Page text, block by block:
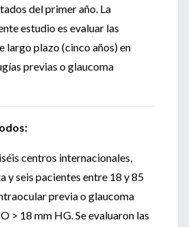
del primer año. La
estudio es evaluar las
largo plazo (cinco años) en
previas o glaucoma
centros internacionales,
y seis pacientes entre 18 y 85
previa o glaucoma
> 18 mm HG. Se evaluaron las